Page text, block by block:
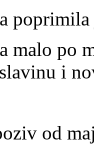
poprimila
malo po
i
od